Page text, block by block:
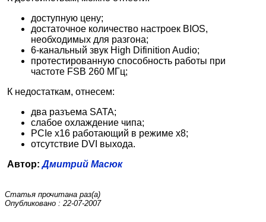
доступную цену;
достаточное количество настроек BIOS,
необходимых для разгона;
6-канальный звук High Difinition Audio;
протестированную способность работы при
частоте FSB 260 МГц;
К недостаткам, отнесем:
два разъема SATA;
слабое охлаждение чипа;
PCIe х16 работающий в режиме x8;
отсутствие DVI выхода.
Автор: Дмитрий Масюк
Статья прочитана раз(а)
Опубликовано : 22-07-2007